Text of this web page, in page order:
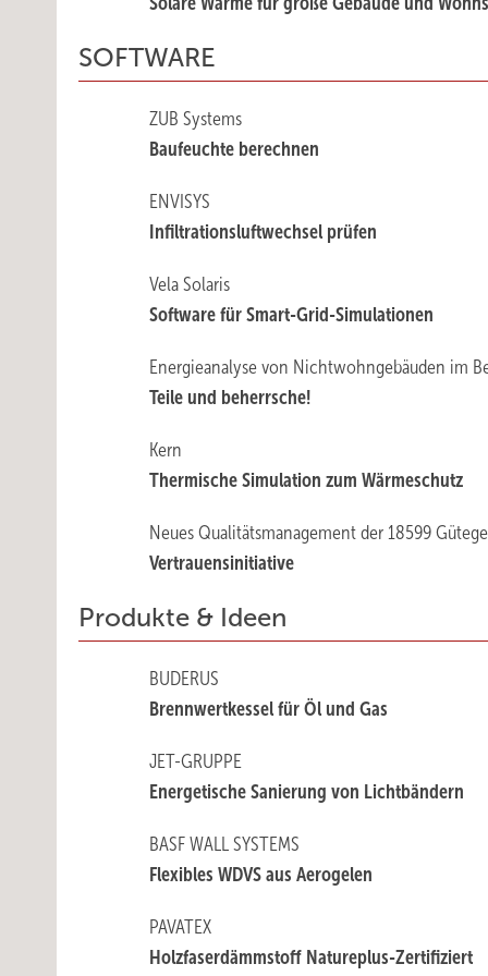
SOFTWARE
ZUB Systems
Baufeuchte berechnen
ENVISYS
Infiltrationsluftwechsel prüfen
Vela Solaris
Software für Smart-Grid-Simulationen
Energieanalyse von Nichtwohngebäuden im
Teile und beherrsche!
Kern
Thermische Simulation zum Wärmeschutz
Neues Qualitätsmanagement der 18599
Vertrauensinitiative
Produkte & Ideen
BUDERUS
Brennwertkessel für Öl und Gas
JET-GRUPPE
Energetische Sanierung von Lichtbändern
BASF WALL SYSTEMS
Flexibles WDVS aus Aerogelen
PAVATEX
Holzfaserdämmstoff Natureplus-Zertifiziert